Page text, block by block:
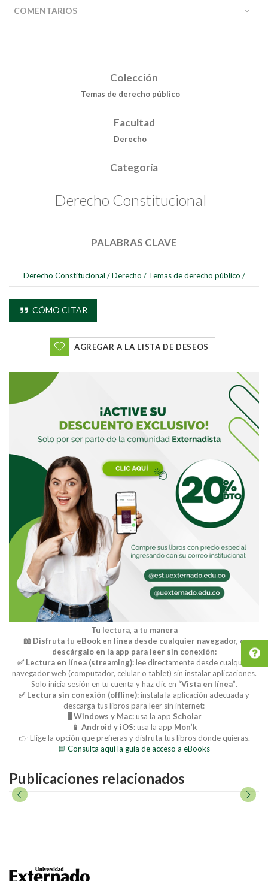
COMENTARIOS
Colección
Temas de derecho público
Facultad
Derecho
Categoría
Derecho Constitucional
PALABRAS CLAVE
Derecho Constitucional / Derecho / Temas de derecho público /
CÓMO CITAR
AGREGAR A LA LISTA DE DESEOS
Tu lectura, a tu manera
📖 Disfruta tu eBook en línea desde cualquier navegador, o
descárgalo en la app para leer sin conexión:
✅ Lectura en línea (streaming):lee directamente desde cualquier
navegador web (computador, celular o tablet) sin instalar aplicaciones.
Solo inicia sesión en tu cuenta y haz clic en “Vista en línea”.
✅ Lectura sin conexión (offline):instala la aplicación adecuada y
descarga tus libros para leer sin internet:
🖥️ Windows y Mac:usa la app Scholar
📱 Android y iOS:usa la app Mon’k
👉 Elige la opción que prefieras y disfruta tus libros donde quieras.
📘 Consulta aquí la guía de acceso a eBooks
Publicaciones relacionados